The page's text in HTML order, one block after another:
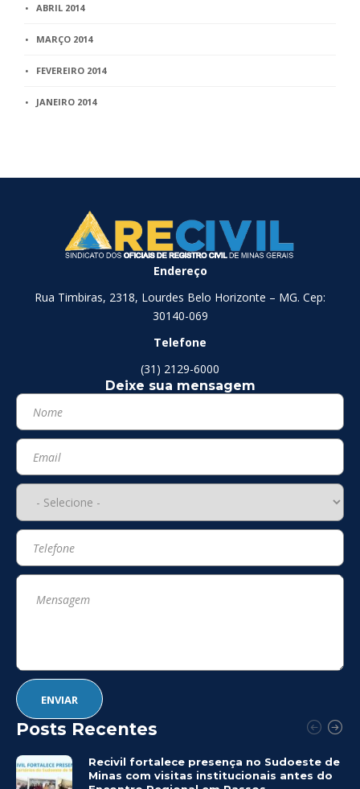
ABRIL 2014
MARÇO 2014
FEVEREIRO 2014
JANEIRO 2014
Endereço
Rua Timbiras, 2318, Lourdes Belo Horizonte – MG. Cep:
30140-069
Telefone
(31) 2129-6000
Deixe sua mensagem
Posts Recentes
Recivil fortalece presença no Sudoeste de
Minas com visitas institucionais antes do